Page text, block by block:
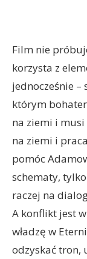
Film nie
korzysta z
jednocześnie –
którym
na ziemi i musi
na ziemi i
pomóc
schematy,
raczej na
A konflikt jest
władzę w
odzyskać tron,